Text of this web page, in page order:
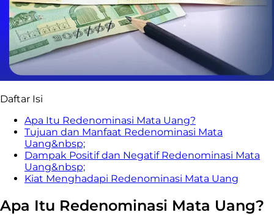
Daftar Isi
Apa Itu Redenominasi Mata Uang?
Tujuan dan Manfaat Redenominasi Mata
Uang&nbsp;
Dampak Positif dan Negatif Redenominasi Mata
Uang&nbsp;
Kiat Menghadapi Redenominasi Mata Uang
Apa Itu Redenominasi Mata Uang?